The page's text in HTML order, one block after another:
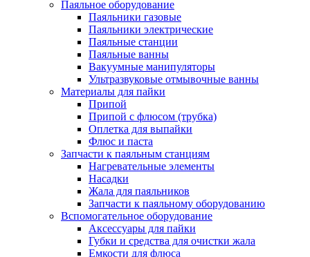
Паяльное оборудование
Паяльники газовые
Паяльники электрические
Паяльные станции
Паяльные ванны
Вакуумные манипуляторы
Ультразвуковые отмывочные ванны
Материалы для пайки
Припой
Припой с флюсом (трубка)
Оплетка для выпайки
Флюс и паста
Запчасти к паяльным станциям
Нагревательные элементы
Насадки
Жала для паяльников
Запчасти к паяльному оборудованию
Вспомогательное оборудование
Аксессуары для пайки
Губки и средства для очистки жала
Емкости для флюса